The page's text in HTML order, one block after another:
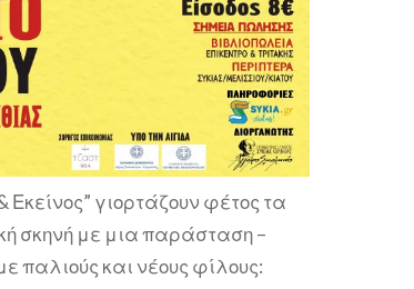
Εκείνος” γιορτάζουν φέτος τα
σκηνή με μια παράσταση –
παλιούς και νέους φίλους: